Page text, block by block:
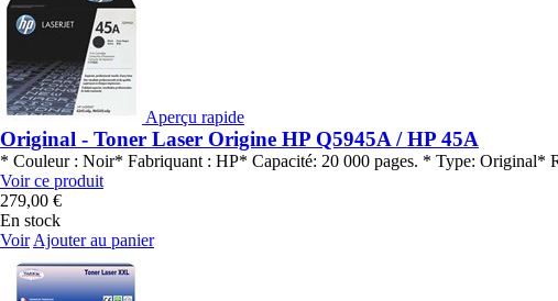
Aperçu rapide
Original - Toner Laser Origine HP Q5945A / HP 45A
* Couleur : Noir* Fabriquant : HP* Capacité: 20 000 pages. * Type:
Voir ce produit
279,00 €
En stock
Voir Ajouter au panier